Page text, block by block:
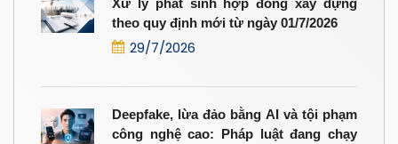
theo quy định mới từ ngày 01/7/2026
29/7/2026
Deepfake, lừa đảo bằng AI và tội phạm
công nghệ cao: Pháp luật đang chạy